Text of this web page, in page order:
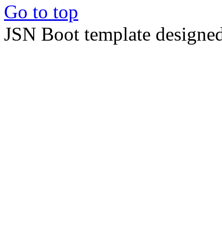
Go to top
JSN Boot template